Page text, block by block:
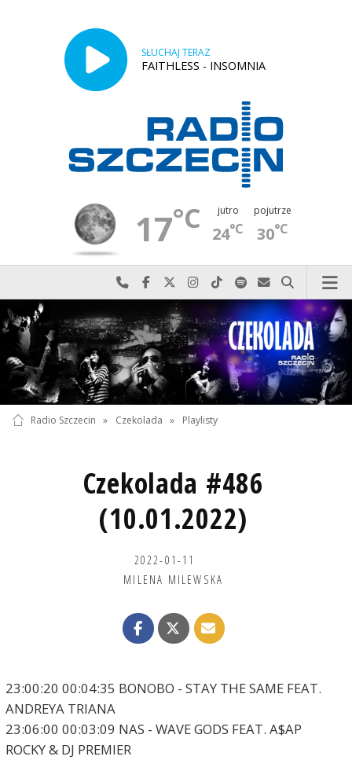
SŁUCHAJ TERAZ
FAITHLESS - INSOMNIA
17°C jutro
24°C
pojutrze
30°C
Najlepiej po prostu do nas zadzwoń
Odwiedź nas na Facebook-u
Odwiedź nas na X
Odwiedź nas na Instagram-ie
Odwiedź nas na TikTok-u
Szukaj nas na Spotify
Wyślij do nas
Szukaj
Radio Szczecin » Czekolada » Playlisty
Czekolada #486
(10.01.2022)
2022-01-11
MILENA MILEWSKA
23:00:20 00:04:35 BONOBO - STAY THE SAME FEAT.
ANDREYA TRIANA
23:06:00 00:03:09 NAS - WAVE GODS FEAT. A$AP
ROCKY & DJ PREMIER